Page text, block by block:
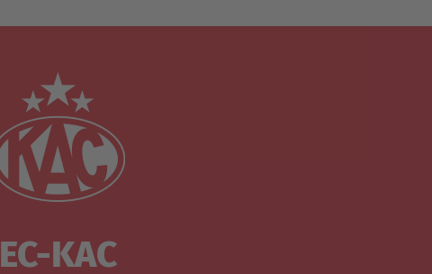
EC-KAC